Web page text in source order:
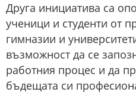
Друга инициатива са
ученици и студенти от
гимназии и
възможност да се
работния процес и да
бъдещата си